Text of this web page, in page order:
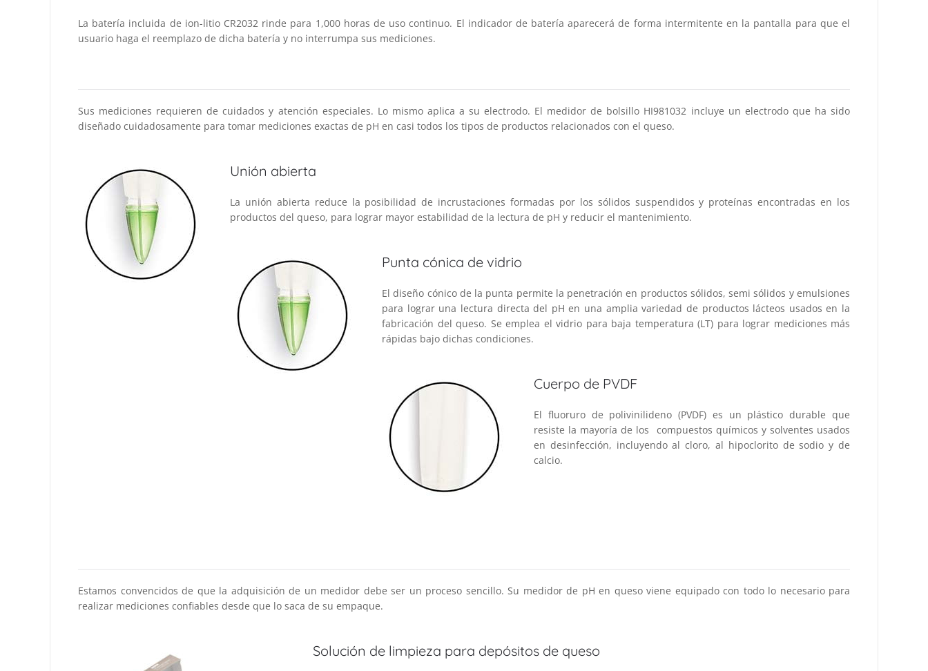
La batería incluida de ion-litio CR2032 rinde para 1,000 horas de uso continuo. El indicador de batería aparecerá de forma intermitente en la pantalla para que el
usuario haga el reemplazo de dicha batería y no interrumpa sus mediciones.
Sus mediciones requieren de cuidados y atención especiales. Lo mismo aplica a su electrodo. El medidor de bolsillo HI981032 incluye un electrodo que ha sido
diseñado cuidadosamente para tomar mediciones exactas de pH en casi todos los tipos de productos relacionados con el queso.
Unión abierta
La unión abierta reduce la posibilidad de incrustaciones formadas por los sólidos suspendidos y proteínas encontradas en los
productos del queso, para lograr mayor estabilidad de la lectura de pH y reducir el mantenimiento.
Punta cónica de vidrio
El diseño cónico de la punta permite la penetración en productos sólidos, semi sólidos y emulsiones
para lograr una lectura directa del pH en una amplia variedad de productos lácteos usados en la
fabricación del queso. Se emplea el vidrio para baja temperatura (LT) para lograr mediciones más
rápidas bajo dichas condiciones.
Cuerpo de PVDF
El fluoruro de polivinilideno (PVDF) es un plástico durable que
resiste la mayoría de los compuestos químicos y solventes usados
en desinfección, incluyendo al cloro, al hipoclorito de sodio y de
calcio.
Estamos convencidos de que la adquisición de un medidor debe ser un proceso sencillo. Su medidor de pH en queso viene equipado con todo lo necesario para
realizar mediciones confiables desde que lo saca de su empaque.
Solución de limpieza para depósitos de queso